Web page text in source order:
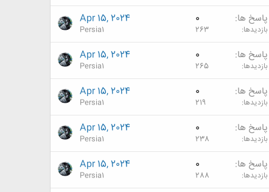
پاسخ ها 0
بازدیدها 263
Apr 15, 2024
Persia1
پاسخ ها 0
بازدیدها 265
Apr 15, 2024
Persia1
پاسخ ها 0
بازدیدها 219
Apr 15, 2024
Persia1
پاسخ ها 0
بازدیدها 238
Apr 15, 2024
Persia1
پاسخ ها 0
بازدیدها 288
Apr 15, 2024
Persia1